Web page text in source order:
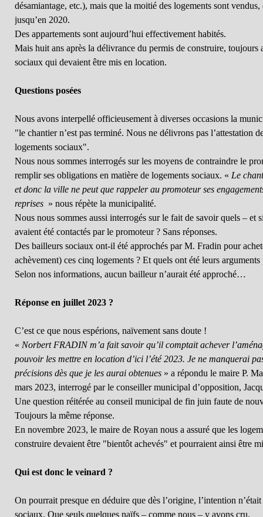
désamiantage, etc.), mais que la moitié des logements sont
jusqu’en 2020.
Des appartements sont aujourd’hui effectivement habités.
Mais huit ans après la délivrance du permis de construire, toujours
sociaux qui devaient être mis en location.
Questions posées
Nous avons interpellé officieusement à diverses occasions la
"le chantier n’est pas terminé. Nous ne délivrons pas l’attestation
logements sociaux".
Nous nous sommes interrogés sur les moyens de contraindre le
remplir ses obligations en matière de logements sociaux. « Le
et donc la ville ne peut que rappeler au promoteur ses
reprises » nous répète la municipalité.
Nous nous sommes aussi interrogés sur le fait de savoir quels – et
avaient été contactés par le promoteur ? Sans réponses.
Des bailleurs sociaux ont-il été approchés par M. Fradin pour
achèvement) ces cinq logements ? Et quels ont été leurs
Selon nos informations, aucun bailleur n’aurait été approché…
Réponse en juillet 2023 ?
C’est ce que nous espérions, naïvement sans doute !
« Norbert FRADIN m’a fait savoir qu’il comptait achever
pouvoir les mettre en location d’ici l’été 2023. Je ne manquerai
précisions dès que je les aurai obtenues» a répondu le maire P.
mars 2023, interrogé par le conseiller municipal d’opposition,
Une question réitérée au conseil municipal de fin juin faute de
Toujours la même réponse.
En novembre 2023, le maire de Royan nous a assuré que les
construire devaient être "bientôt achevés" et pourraient ainsi être
Qui est donc le veinard ?
On pourrait presque en déduire que dès l’origine, l’intention n’était
sociaux. Que seuls quelques naïfs – comme nous – y avons cru.